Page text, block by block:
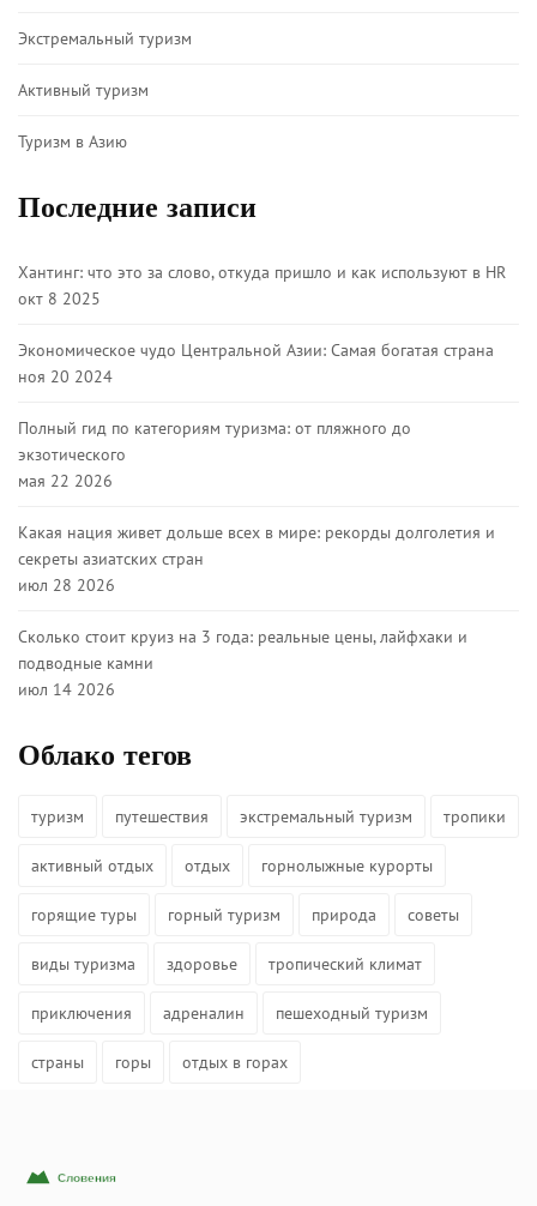
Экстремальный туризм
Активный туризм
Туризм в Азию
Последние записи
Хантинг: что это за слово, откуда пришло и как используют в HR
окт 8 2025
Экономическое чудо Центральной Азии: Самая богатая страна
ноя 20 2024
Полный гид по категориям туризма: от пляжного до
экзотического
мая 22 2026
Какая нация живет дольше всех в мире: рекорды долголетия и
секреты азиатских стран
июл 28 2026
Сколько стоит круиз на 3 года: реальные цены, лайфхаки и
подводные камни
июл 14 2026
Облако тегов
туризм путешествия экстремальный туризм тропики
активный отдых отдых горнолыжные курорты
горящие туры горный туризм природа советы
виды туризма здоровье тропический климат
приключения адреналин пешеходный туризм
страны горы отдых в горах